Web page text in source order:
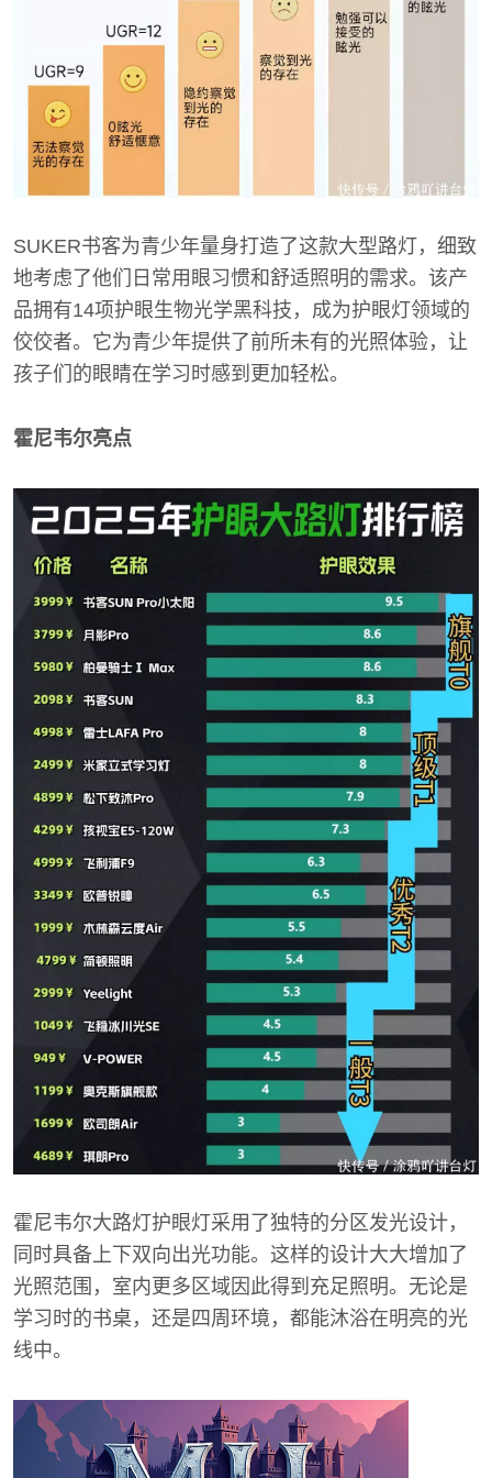
SUKER书客为青少年量身打造了这款大型路灯，细致
地考虑了他们日常用眼习惯和舒适照明的需求。该产
品拥有14项护眼生物光学黑科技，成为护眼灯领域的
佼佼者。它为青少年提供了前所未有的光照体验，让
孩子们的眼睛在学习时感到更加轻松。
霍尼韦尔亮点
霍尼韦尔大路灯护眼灯采用了独特的分区发光设计，
同时具备上下双向出光功能。这样的设计大大增加了
光照范围，室内更多区域因此得到充足照明。无论是
学习时的书桌，还是四周环境，都能沐浴在明亮的光
线中。